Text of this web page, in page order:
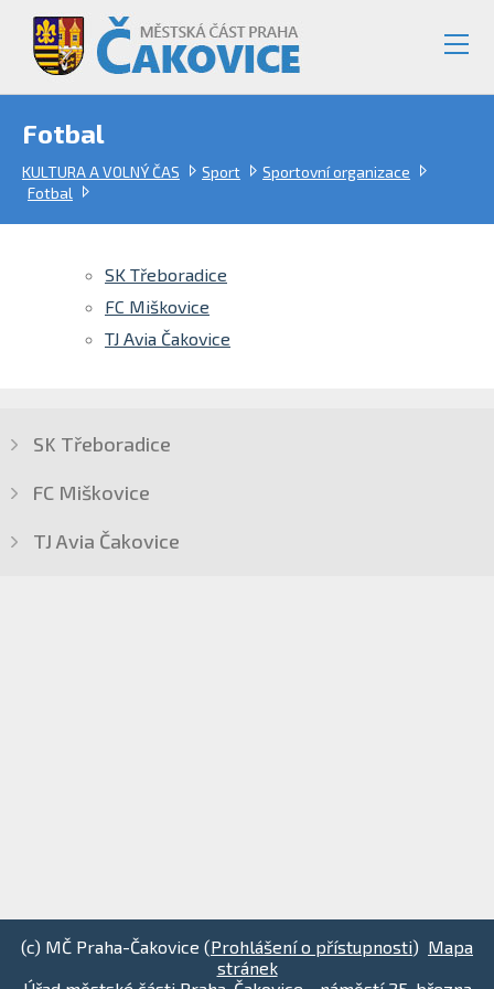
Fotbal
KULTURA A VOLNÝ ČAS Sport
Sportovní organizace
Fotbal
SK Třeboradice
FC Miškovice
TJ Avia Čakovice
SK Třeboradice
FC Miškovice
TJ Avia Čakovice
(c) MČ Praha-Čakovice (Prohlášení o přístupnosti) Mapa
stránek